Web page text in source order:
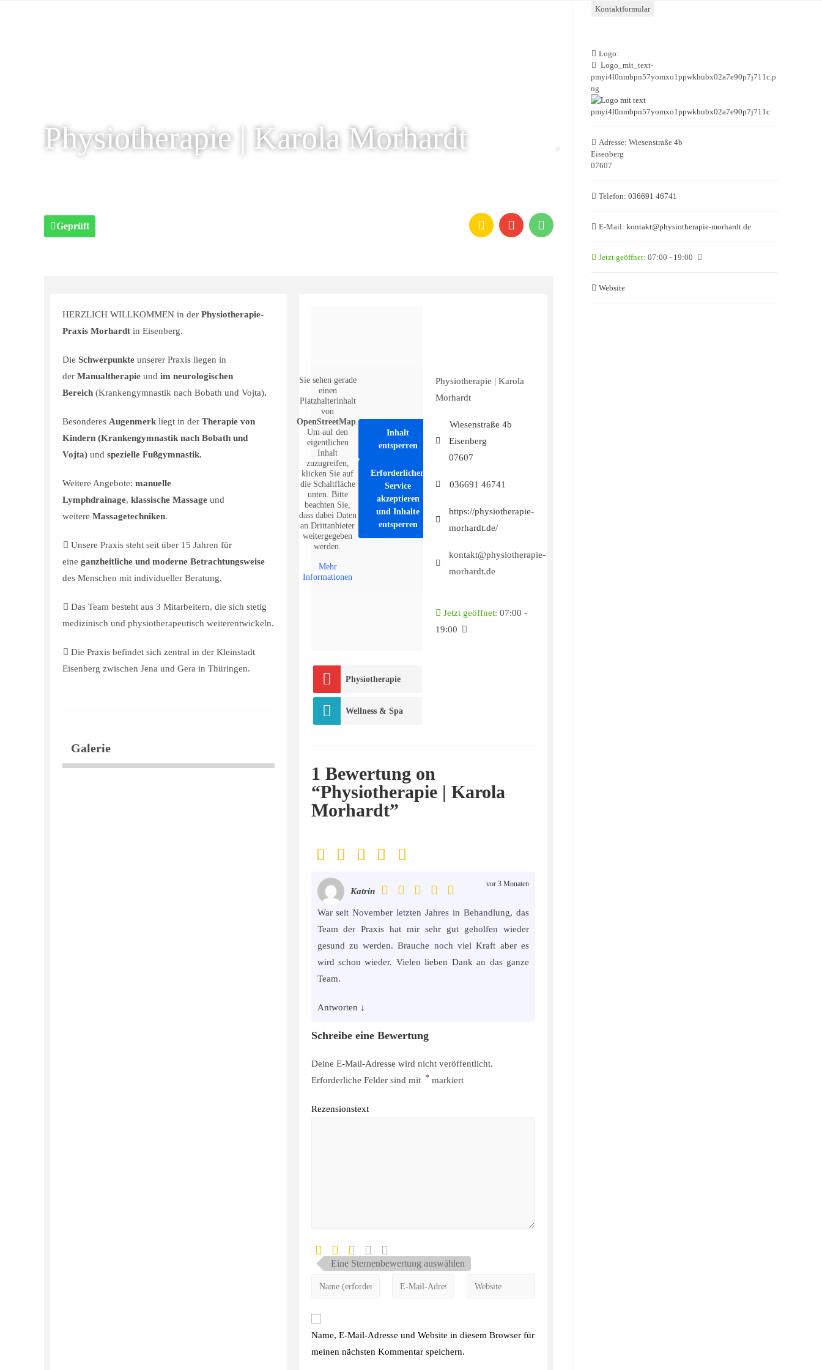
Physiotherapie | Karola Morhardt
Geprüft
HERZLICH WILLKOMMEN in derPhysiotherapie-
Praxis Morhardt in Eisenberg.
Die Schwerpunkte unserer Praxis liegen in
der Manualtherapie und im neurologischen
Bereich (Krankengymnastik nach Bobath und Vojta).
Besonderes Augenmerk liegt in derTherapie von
Kindern (Krankengymnastik nach Bobath und
Vojta) und spezielle Fußgymnastik.
Weitere Angebote:manuelle
Lymphdrainage, klassische Massage und
weitere Massagetechniken.
Unsere Praxis steht seit über 15 Jahren für
eine ganzheitliche und moderne Betrachtungsweise
des Menschen mit individueller Beratung.
Das Team besteht aus 3 Mitarbeitern, die sich stetig
medizinisch und physiotherapeutisch weiterentwickeln.
Die Praxis befindet sich zentral in der Kleinstadt
Eisenberg zwischen Jena und Gera in Thüringen.
Galerie
Sie sehen gerade
einen
Platzhalterinhalt
von
OpenStreetMap.
Um auf den
eigentlichen
Inhalt
zuzugreifen,
klicken Sie auf
die Schaltfläche
unten. Bitte
beachten Sie,
dass dabei Daten
an Drittanbieter
weitergegeben
werden.
Mehr
Informationen
Inhalt
entsperren
Erforderlichen
Service
akzeptieren
und Inhalte
entsperren
Physiotherapie | Karola
Morhardt
Wiesenstraße 4b
Eisenberg
07607
036691 46741
https://physiotherapie-
morhardt.de/
kontakt@physiotherapie-
morhardt.de
Jetzt geöffnet:07:00 -
19:00
Physiotherapie
Wellness & Spa
1 Bewertung on
“Physiotherapie | Karola
Morhardt”
Katrin
vor 3 Monaten
War seit November letzten Jahres in Behandlung, das
Team der Praxis hat mir sehr gut geholfen wieder
gesund zu werden. Brauche noch viel Kraft aber es
wird schon wieder. Vielen lieben Dank an das ganze
Team.
Antworten ↓
Schreibe eine Bewertung
Deine E-Mail-Adresse wird nicht veröffentlicht.
Erforderliche Felder sind mit *markiert
Rezensionstext
Eine Sternenbewertung auswählen
Name, E-Mail-Adresse und Website in diesem Browser für
meinen nächsten Kommentar speichern.
Kontaktformular
Logo:
Logo_mit_text-
pmyi4l0nmbpn57yomxo1ppwkhubx02a7e90p7j711c.p
ng
Adresse: Wiesenstraße 4b
Eisenberg
07607
Telefon: 036691 46741
E-Mail: kontakt@physiotherapie-morhardt.de
Jetzt geöffnet: 07:00 - 19:00
Website